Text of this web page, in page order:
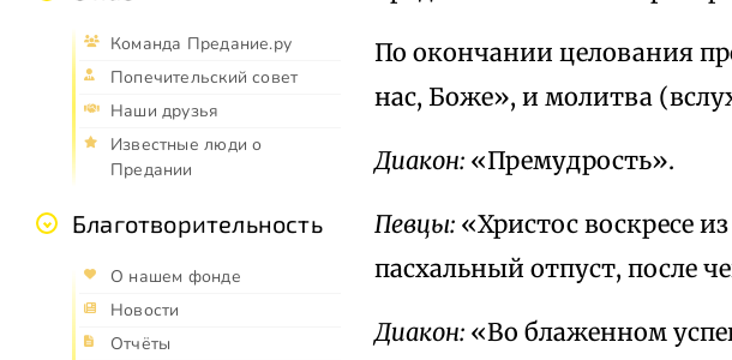
Команда Предание.ру
Попечительский совет
Наши друзья
Известные люди о
Предании
Благотворительность
О нашем фонде
Новости
Отчёты
По окончании целования
нас, Боже», и молитва
Диакон: «Премудрость».
Певцы: «Христос воскресе
пасхальный отпуст, после
Диакон: «Во блаженном